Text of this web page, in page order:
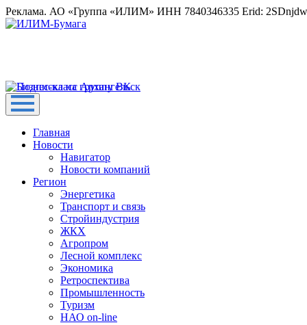
Реклама. АО «Группа «ИЛИМ» ИНН 7840346335 Erid:
Главная
Новости
Навигатор
Новости компаний
Регион
Энергетика
Транспорт и связь
Стройиндустрия
ЖКХ
Агропром
Лесной комплекс
Экономика
Ретроспектива
Промышленность
Туризм
НАО on-line